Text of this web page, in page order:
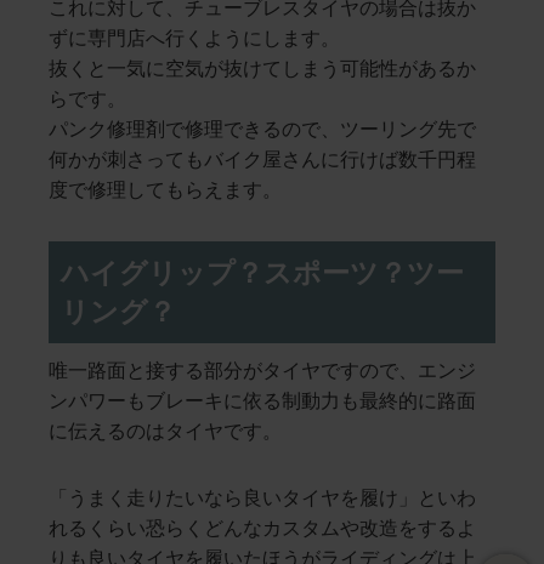
これに対して、チューブレスタイヤの場合は抜か
ずに専門店へ行くようにします。
抜くと一気に空気が抜けてしまう可能性があるか
らです。
パンク修理剤で修理できるので、ツーリング先で
何かが刺さってもバイク屋さんに行けば数千円程
度で修理してもらえます。
ハイグリップ？スポーツ？ツー
リング？
唯一路面と接する部分がタイヤですので、エンジ
ンパワーもブレーキに依る制動力も最終的に路面
に伝えるのはタイヤです。
「うまく走りたいなら良いタイヤを履け」といわ
れるくらい恐らくどんなカスタムや改造をするよ
りも良いタイヤを履いたほうがライディングは上